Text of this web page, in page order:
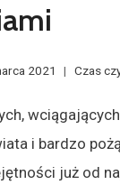
2021 Czas
i bardzo
już od